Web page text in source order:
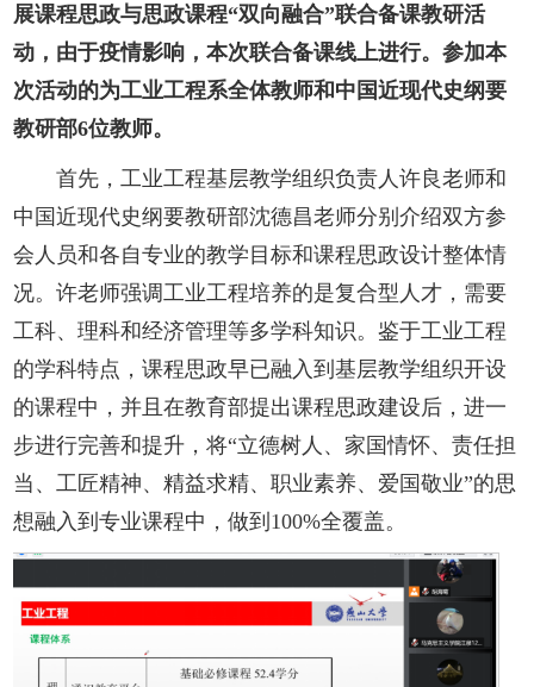
展课程思政与思政课程“双向融合”联合备课教研活
动，由于疫情影响，本次联合备课线上进行。参加本
次活动的为工业工程系全体教师和中国近现代史纲要
教研部6位教师。
首先，工业工程基层教学组织负责人许良老师和
中国近现代史纲要教研部沈德昌老师分别介绍双方参
会人员和各自专业的教学目标和课程思政设计整体情
况。许老师强调工业工程培养的是复合型人才，需要
工科、理科和经济管理等多学科知识。鉴于工业工程
的学科特点，课程思政早已融入到基层教学组织开设
的课程中，并且在教育部提出课程思政建设后，进一
步进行完善和提升，将“立德树人、家国情怀、责任担
当、工匠精神、精益求精、职业素养、爱国敬业”的思
想融入到专业课程中，做到100%全覆盖。